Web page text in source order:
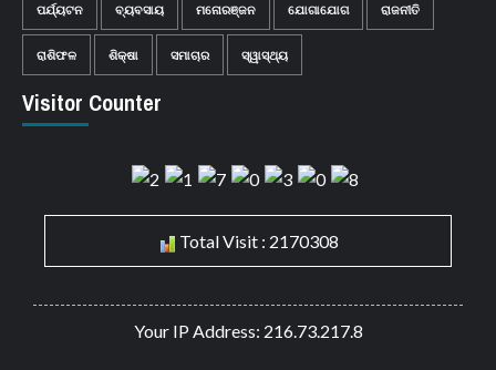
ପର୍ଯ୍ୟଟନ ବ୍ୟବସାୟ ମନୋରଞ୍ଜନ ଯୋଗାଯୋଗ ରାଜନୀତି
ରାଶିଫଳ ଶିକ୍ଷା ସମାଚାର ସ୍ୱାସ୍ଥ୍ୟ
Visitor Counter
Total Visit : 2170308
Your IP Address: 216.73.217.8